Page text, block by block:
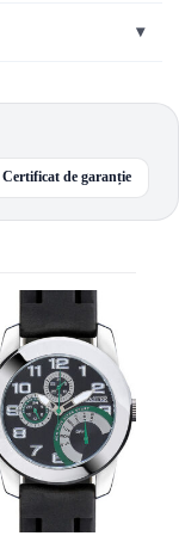
▾
Certificat de garanție